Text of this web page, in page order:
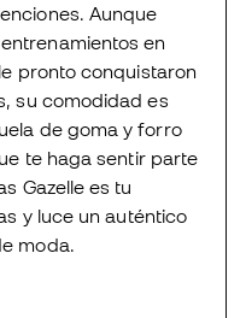
Aunque
en
pronto conquistaron
su comodidad es
de goma y forro
te haga sentir parte
Gazelle es tu
y luce un auténtico
moda.